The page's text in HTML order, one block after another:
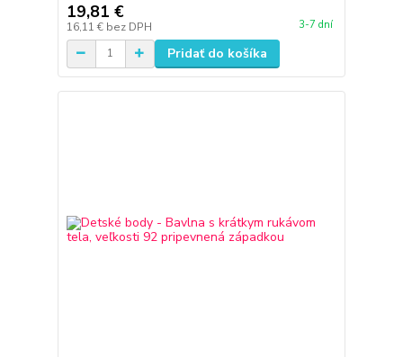
19,81 €
16,11 € bez DPH 3-7 dní
Pridať do košíka